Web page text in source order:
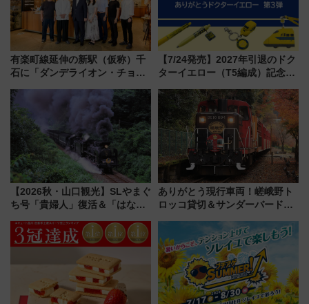
有楽町線延伸の新駅（仮称）千
石に「ダンデライオン・チョコ
1億円出資で挑む新時代のまちづ
くりとは？
【7/24発売】2027年引退のドク
ターイエロー（T5編成）記念グ
送の目覚まし時計など通販・販
売店舗まとめ
【2026秋・山口観光】SLやまぐ
ち号「貴婦人」復活＆「はなあ
注目観光列車まとめ きっぷの取
り方は？
ありがとう現行車両！嵯峨野ト
ロッコ貸切＆サンダーバードレ
斉藤雪乃＆福原トシヒロと行
く！9月13日「京都の鉄道満喫
ツアー」開催